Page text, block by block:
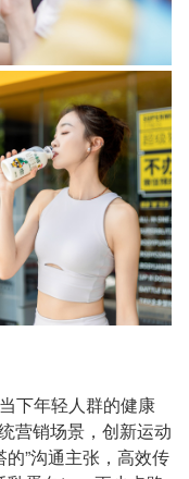
下年轻人群的健康
营销场景，创新运动
”沟通主张，高效传